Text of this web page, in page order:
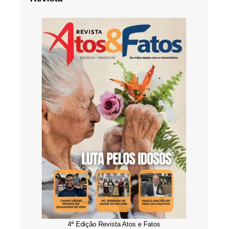
4ª Edição Revista Atos e Fatos